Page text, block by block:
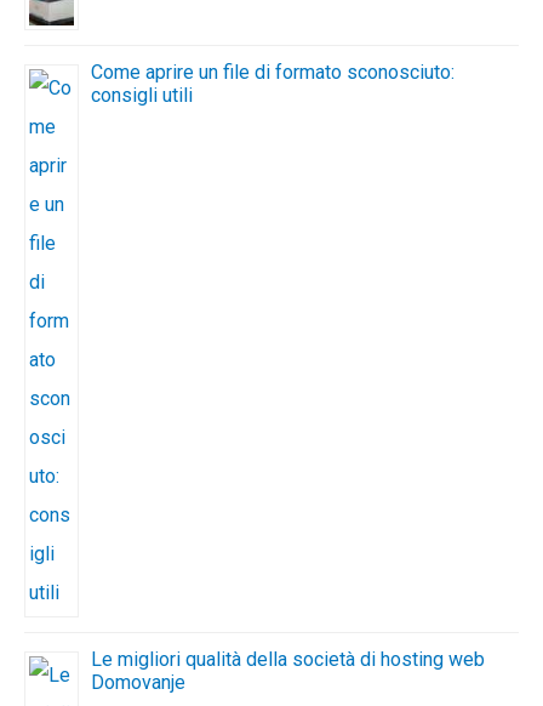
Come aprire un file di formato sconosciuto:
consigli utili
Le migliori qualità della società di hosting web
Domovanje